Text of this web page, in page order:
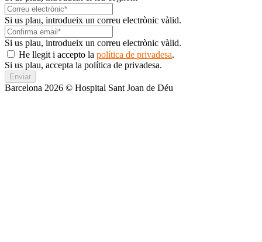
Si us plau, introdueix un correu electrònic vàlid.
Si us plau, introdueix un correu electrònic vàlid.
He llegit i accepto la política de privadesa.
Si us plau, accepta la política de privadesa.
Enviar
Barcelona 2026 © Hospital Sant Joan de Déu